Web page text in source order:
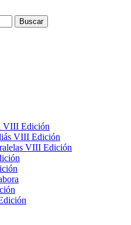
VIII Edición
VIII Edición
VIII Edición